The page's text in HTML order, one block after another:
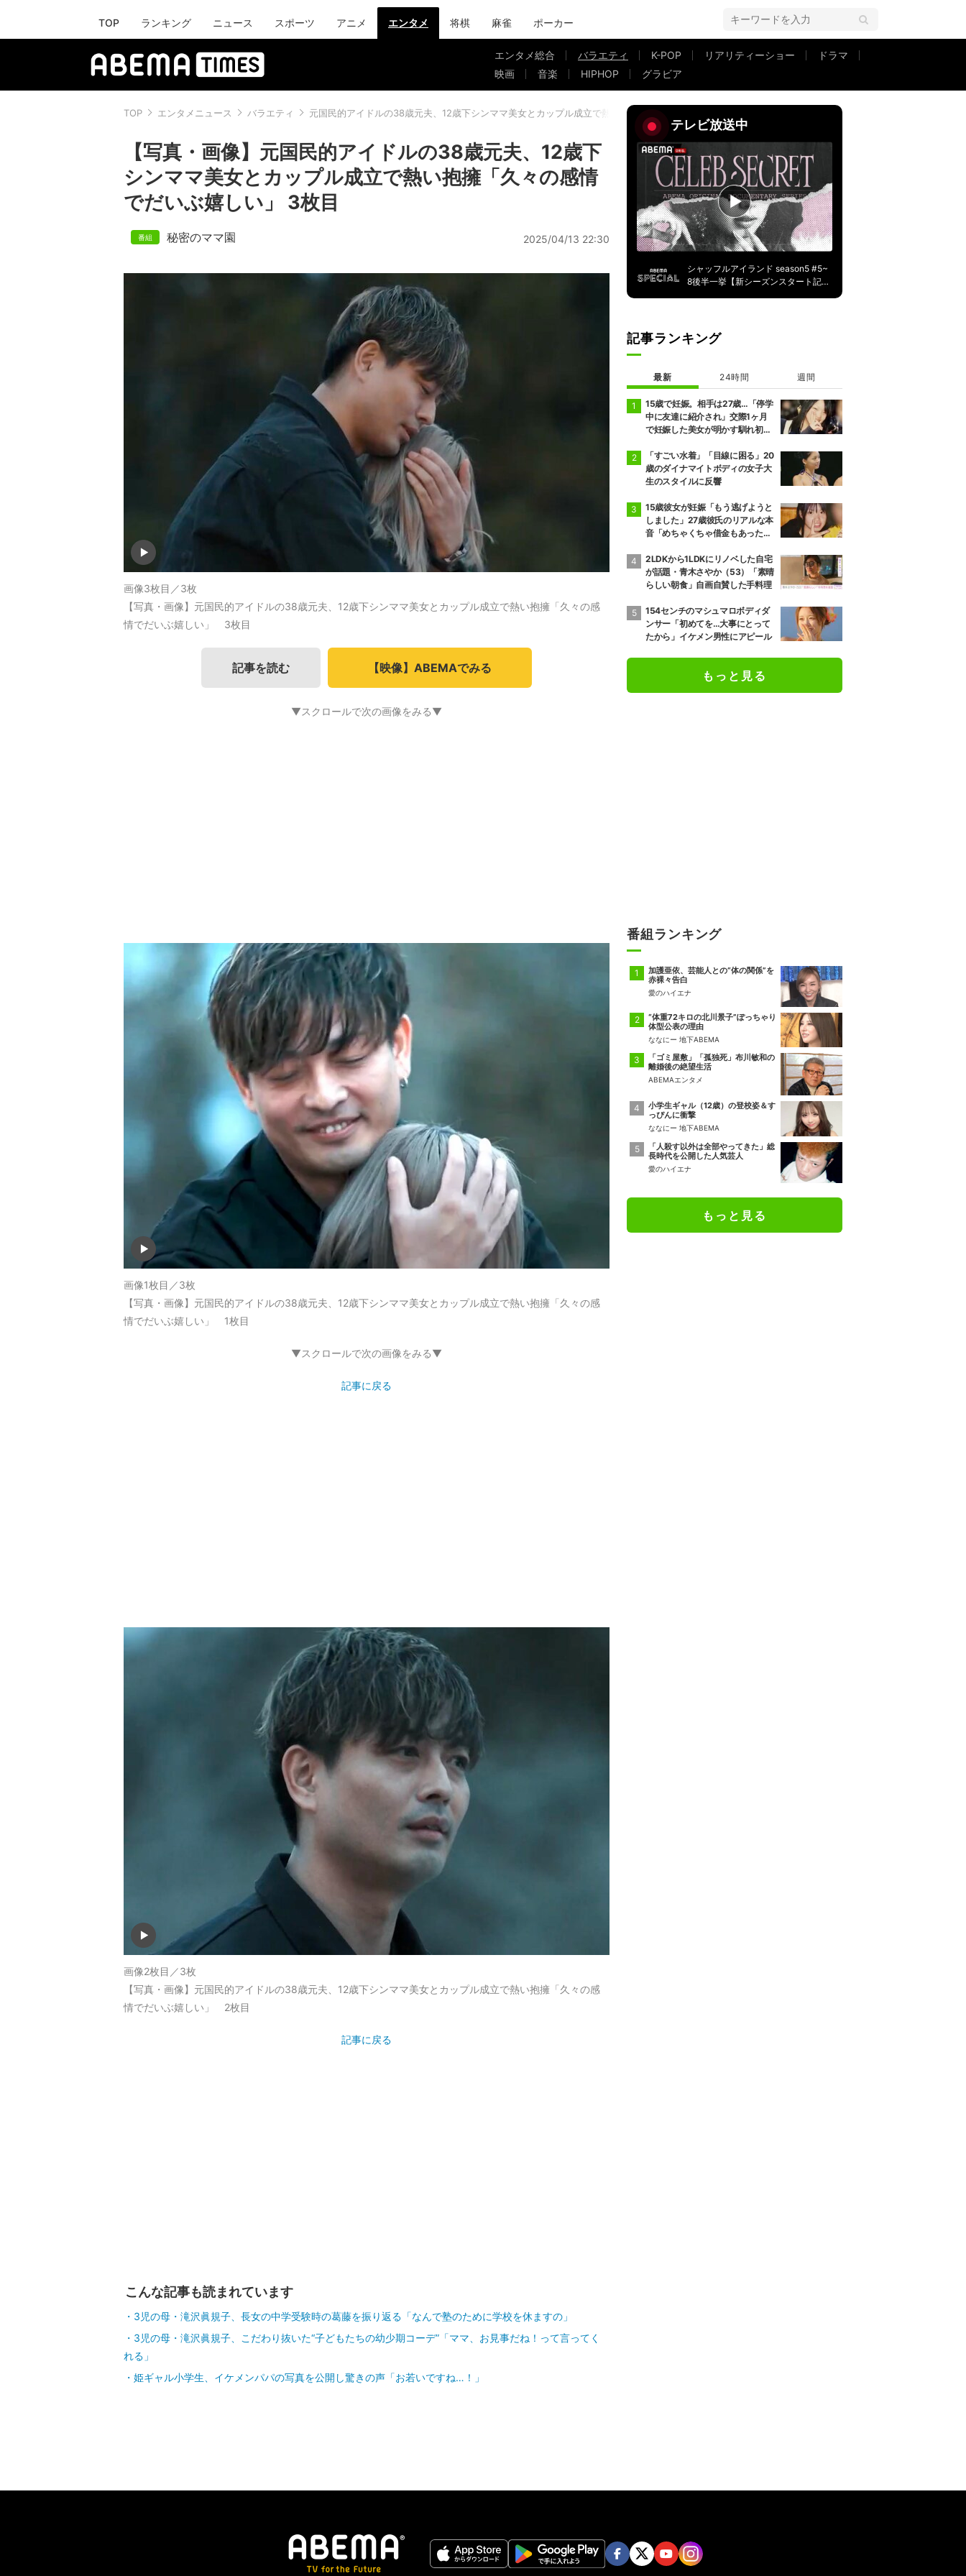
TOP ランキング ニュース スポーツ アニメ エンタメ 将棋 麻雀 ポーカー
エンタメ総合 バラエティ K-POP リアリティーショー
ドラマ
映画
音楽 HIPHOP グラビア
TOP エンタメニュース バラエティ 元国民的アイドルの38歳元夫、12歳下シンママ美女とカップル成立で熱い抱擁「久々の感情でだいぶ嬉しい」
【写真・画像】元国民的アイドルの38歳元夫、12歳下
シンママ美女とカップル成立で熱い抱擁「久々の感情
でだいぶ嬉しい」 3枚目
秘密のママ園 2025/04/13 22:30
画像3枚目／3枚
【写真・画像】元国民的アイドルの38歳元夫、12歳下シンママ美女とカップル成立で熱い抱擁「久々の感
情でだいぶ嬉しい」 3枚目
記事を読む 【映像】ABEMAでみる
▼スクロールで次の画像をみる▼
画像1枚目／3枚
【写真・画像】元国民的アイドルの38歳元夫、12歳下シンママ美女とカップル成立で熱い抱擁「久々の感
情でだいぶ嬉しい」 1枚目
▼スクロールで次の画像をみる▼
記事に戻る
画像2枚目／3枚
【写真・画像】元国民的アイドルの38歳元夫、12歳下シンママ美女とカップル成立で熱い抱擁「久々の感
情でだいぶ嬉しい」 2枚目
記事に戻る
こんな記事も読まれています
3児の母・滝沢眞規子、長女の中学受験時の葛藤を振り返る「なんで塾のために学校を休ますの」
3児の母・滝沢眞規子、こだわり抜いた“子どもたちの幼少期コーデ”「ママ、お見事だね！って言ってく
れる」
姫ギャル小学生、イケメンパパの写真を公開し驚きの声「お若いですね…！」
テレビ放送中
シャッフルアイランド season5 #5~
8後半一挙【新シーズンスタート記
記事ランキング
最新 24時間 週間
15歳で妊娠。相手は27歳…「停学
中に友達に紹介され」交際1ヶ月
で妊娠した美女が明かす馴れ初め
絶句
「すごい水着」「目線に困る」20
歳のダイナマイトボディの女子大
生のスタイルに反響
15歳彼女が妊娠「もう逃げようと
しました」27歳彼氏のリアルな本
音「めちゃくちゃ借金もあったの
2LDKから1LDKにリノベした自宅
が話題・青木さやか（53）「素晴
らしい朝食」自画自賛した手料理
154センチのマシュマロボディダ
ンサー「初めてを…大事にとって
たから」イケメン男性にアピール
もっと見る
番組ランキング
加護亜依、芸能人との“体の関係”を
赤裸々告白
愛のハイエナ
“体重72キロの北川景子”ぽっちゃり
体型公表の理由
ななにー 地下ABEMA
「ゴミ屋敷」「孤独死」布川敏和の
離婚後の絶望生活
ABEMAエンタメ
小学生ギャル（12歳）の登校姿＆す
っぴんに衝撃
ななにー 地下ABEMA
「人殺す以外は全部やってきた」総
長時代を公開した人気芸人
愛のハイエナ
もっと見る